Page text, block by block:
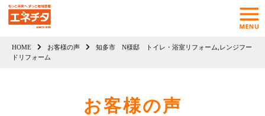
HOME お客様の声
知多市 N様邸 トイレ・浴室リフォーム,レンジフー
ドリフォーム
お客様の声